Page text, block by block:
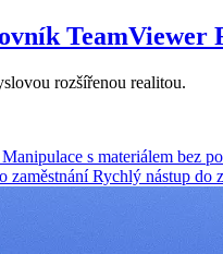
TeamViewer
rozšířenou realitou.
Manipulace s materiálem bez
zaměstnání Rychlý nástup do